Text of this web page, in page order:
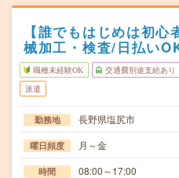
【誰でもはじめは初
械加工・検査/日払い
職種未経験OK 交通費別途支給あり
派遣
勤務地 長野県塩尻市
曜日頻度 月～金
時間 08:00～17:00